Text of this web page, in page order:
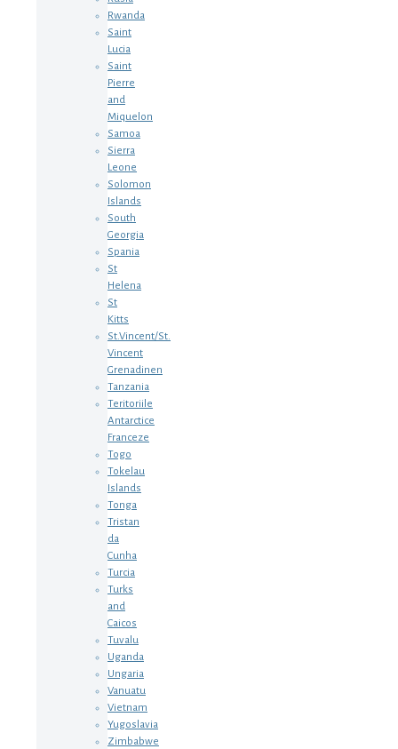
Rwanda
Saint
Lucia
Saint
Pierre
and
Miquelon
Samoa
Sierra
Leone
Solomon
Islands
South
Georgia
Spania
St
Helena
St
Kitts
St.Vincent/St.
Vincent
Grenadinen
Tanzania
Teritoriile
Antarctice
Franceze
Togo
Tokelau
Islands
Tonga
Tristan
da
Cunha
Turcia
Turks
and
Caicos
Tuvalu
Uganda
Ungaria
Vanuatu
Vietnam
Yugoslavia
Zimbabwe